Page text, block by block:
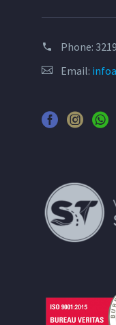
Phone:
Email: